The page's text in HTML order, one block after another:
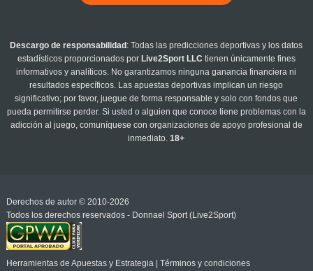
Descargo de responsabilidad : Todas las predicciones deportivas y los datos
estadísticos proporcionados por Live2Sport LLC tienen únicamente fines
informativos y analíticos. No garantizamos ninguna ganancia financiera ni
resultados específicos. Las apuestas deportivas implican un riesgo
significativo; por favor, juegue de forma responsable y solo con fondos que
pueda permitirse perder. Si usted o alguien que conoce tiene problemas con la
adicción al juego, comuníquese con organizaciones de apoyo profesional de
inmediato.18+
Derechos de autor © 2010-2026
Todos los derechos reservados - Donnael Sport (Live2Sport)
Herramientas de Apuestas y Estrategia| Términos y condiciones